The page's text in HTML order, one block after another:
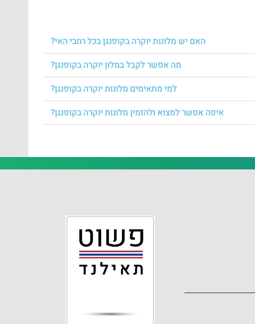
האם יש מלונות יוקרה בקופנגן בכל רחבי האי?
מה אפשר לקבל במלון יוקרה בקופנגן?
למי מתאימים מלונות יוקרה בקופנגן?
איפה אפשר למצוא ולהזמין מלונות יוקרה בקופנגן?